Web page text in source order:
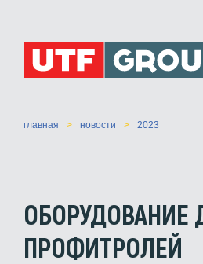
главная новости 2023
ОБОРУДОВАНИЕ
ПРОФИТРОЛЕЙ